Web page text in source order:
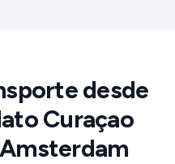
desde
Curaçao